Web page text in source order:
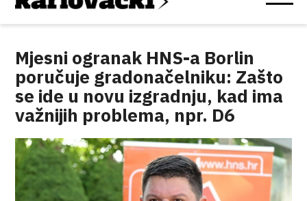
Mjesni ogranak HNS-a Borlin
poručuje gradonačelniku: Zašto
se ide u novu izgradnju, kad ima
važnijih problema, npr. D6